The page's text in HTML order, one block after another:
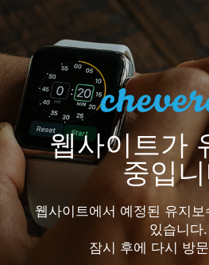
웹사이트가
중입
웹사이트에서 예정된 유지
있습니다.
잠시 후에 다시 방